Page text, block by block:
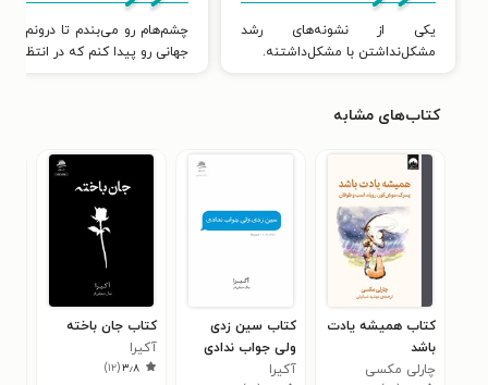
یکی از نشونه‌های رشد
مشکل‌نداشتن با مشکل‌داشتنه.
چشم‌هام رو می‌بندم تا درونم رو
جهانی رو پیدا کنم که در انتظار
کتاب‌های مشابه
کتاب همیشه یادت
باشد
چارلی مکسی
کتاب سین زدی
ولی جواب ندادی
آکیرا ‍
کتاب جان باخته
آکیرا ‍
۳٫۸(۱۲)